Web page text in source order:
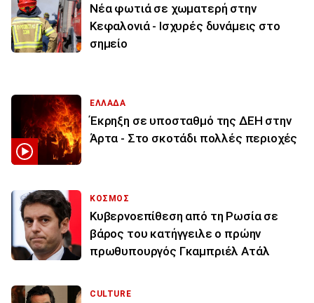
Νέα φωτιά σε χωματερή στην
Κεφαλονιά - Ισχυρές δυνάμεις στο
σημείο
ΕΛΛΑΔΑ
Έκρηξη σε υποσταθμό της ΔΕΗ στην
Άρτα - Στο σκοτάδι πολλές περιοχές
ΚΟΣΜΟΣ
Κυβερνοεπίθεση από τη Ρωσία σε
βάρος του κατήγγειλε ο πρώην
πρωθυπουργός Γκαμπριέλ Ατάλ
CULTURE